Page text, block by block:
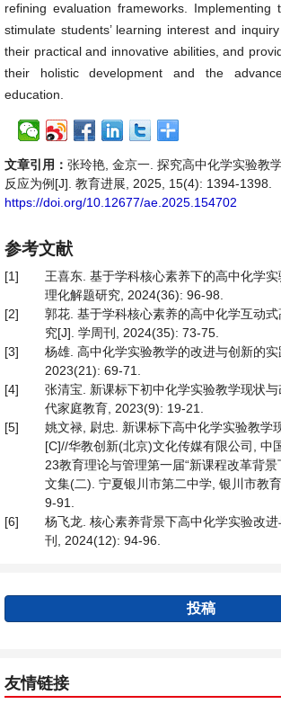
refining evaluation frameworks. Implementing
stimulate students’ learning interest and
their practical and innovative abilities, and
their holistic development and the
education.
文章引用： 张玲艳, 金京一. 探究高中化学实验教
反应为例[J]. 教育进展, 2025, 15(4): 1394-1398.
https://doi.org/10.12677/ae.2025.154702
参考文献
[1]
王喜东. 基于学科核心素养下的高中化学
理化解题研究, 2024(36): 96-98.
[2]
郭花. 基于学科核心素养的高中化学互动
究[J]. 学周刊, 2024(35): 73-75.
[3]
杨雄. 高中化学实验教学的改进与创新的实
2023(21): 69-71.
[4]
张清宝. 新课标下初中化学实验教学现状
代家庭教育, 2023(9): 19-21.
[5]
姚文禄, 尉忠. 新课标下高中化学实验教学
[C]//华教创新(北京)文化传媒有限公司, 中
23教育理论与管理第一届“新课程改革背
文集(二). 宁夏银川市第二中学, 银川市教
9-91.
[6]
杨飞龙. 核心素养背景下高中化学实验改
刊, 2024(12): 94-96.
投稿
友情链接